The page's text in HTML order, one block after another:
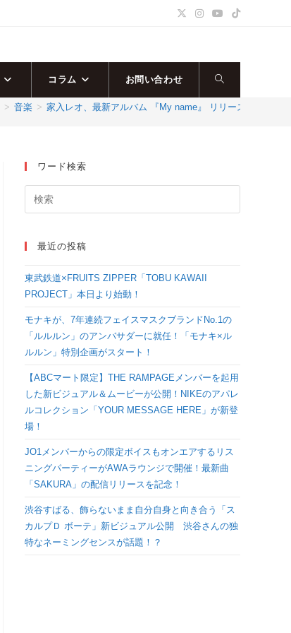
コラム お問い合わせ ウ
ェ
サ
検
を
グ
ル
> 音楽 > 家入レオ、最新アルバム 『My name』 リリース記念 ！本
ワード検索
最近の投稿
東武鉄道×FRUITS ZIPPER「TOBU KAWAII
PROJECT」本日より始動！
モナキが、7年連続フェイスマスクブランドNo.1の
「ルルルン」のアンバサダーに就任！「モナキ×ル
ルルン」特別企画がスタート！
【ABCマート限定】THE RAMPAGEメンバーを起用
した新ビジュアル＆ムービーが公開！NIKEのアパレ
ルコレクション「YOUR MESSAGE HERE」が新登
場！
JO1メンバーからの限定ボイスもオンエアするリス
ニングパーティーがAWAラウンジで開催！最新曲
「SAKURA」の配信リリースを記念！
渋谷すばる、飾らないまま自分自身と向き合う「ス
カルプＤ ボーテ」新ビジュアル公開 渋谷さんの独
特なネーミングセンスが話題！？